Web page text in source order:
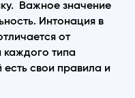
Важное значение
Интонация в
от
каждого типа
свои правила и